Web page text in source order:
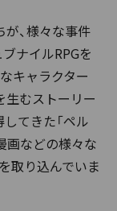
が、様々な事件
ナイルRPGを
キャラクター
生むストーリー
てきた「ペル
画などの様々な
取り込んでいま